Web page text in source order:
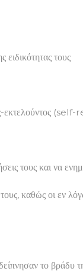
τους
εκτελούντος
τους και να
καθώς οι εν
το βράδυ